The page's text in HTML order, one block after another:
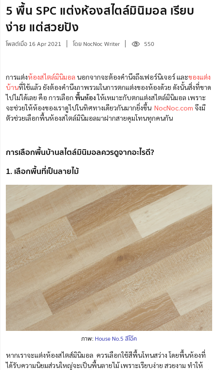
5 พื้น SPC แต่งห้องสไตล์มินิมอล เรียบ
ง่าย แต่สวยปัง
โพสต์เมื่อ 16 Apr 2021 โดย NocNoc Writer 550
การแต่งห้องสไตล์มินิมอล นอกจากจะต้องคำนึงถึงเฟอร์นิเจอร์ และของแต่ง
บ้านที่ใช้แล้ว ยังต้องคำนึงภาพรวมในการตกแต่งของห้องด้วย ดังนั้นสิ่งที่ขาด
ไปไม่ได้เลย คือ การเลือก พื้นห้องให้เหมาะกับตกแต่งสไตล์มินิมอล เพราะ
จะช่วยให้ห้องของเราดูไปในทิศทางเดียวกันมากยิ่งขึ้น NocNoc.com จึงมี
ตัวช่วยเลือกพื้นห้องสไตล์มินิมอลมาฝากสายคุมโทนทุกคนกัน
การเลือกพื้นบ้านสไตล์มินิมอลควรดูจากอะไรดี?
1. เลือกพื้นที่เป็นลายไม้
ภาพ: House No.5 สีโอ๊ค
หากเราจะแต่งห้องสไตส์มินิมอล ควรเลือกใช้สีพื้นโทนสว่าง โดยพื้นห้องที่
ได้รับความนิยมส่วนใหญ่จะเป็นพื้นลายไม้ เพราะเรียบง่าย สวยงาม ทำให้